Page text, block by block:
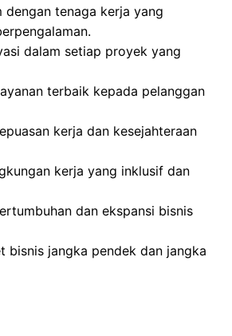
dengan tenaga kerja yang
dalam setiap proyek yang
terbaik kepada pelanggan
kerja dan kesejahteraan
kerja yang inklusif dan
dan ekspansi bisnis
bisnis jangka pendek dan jangka